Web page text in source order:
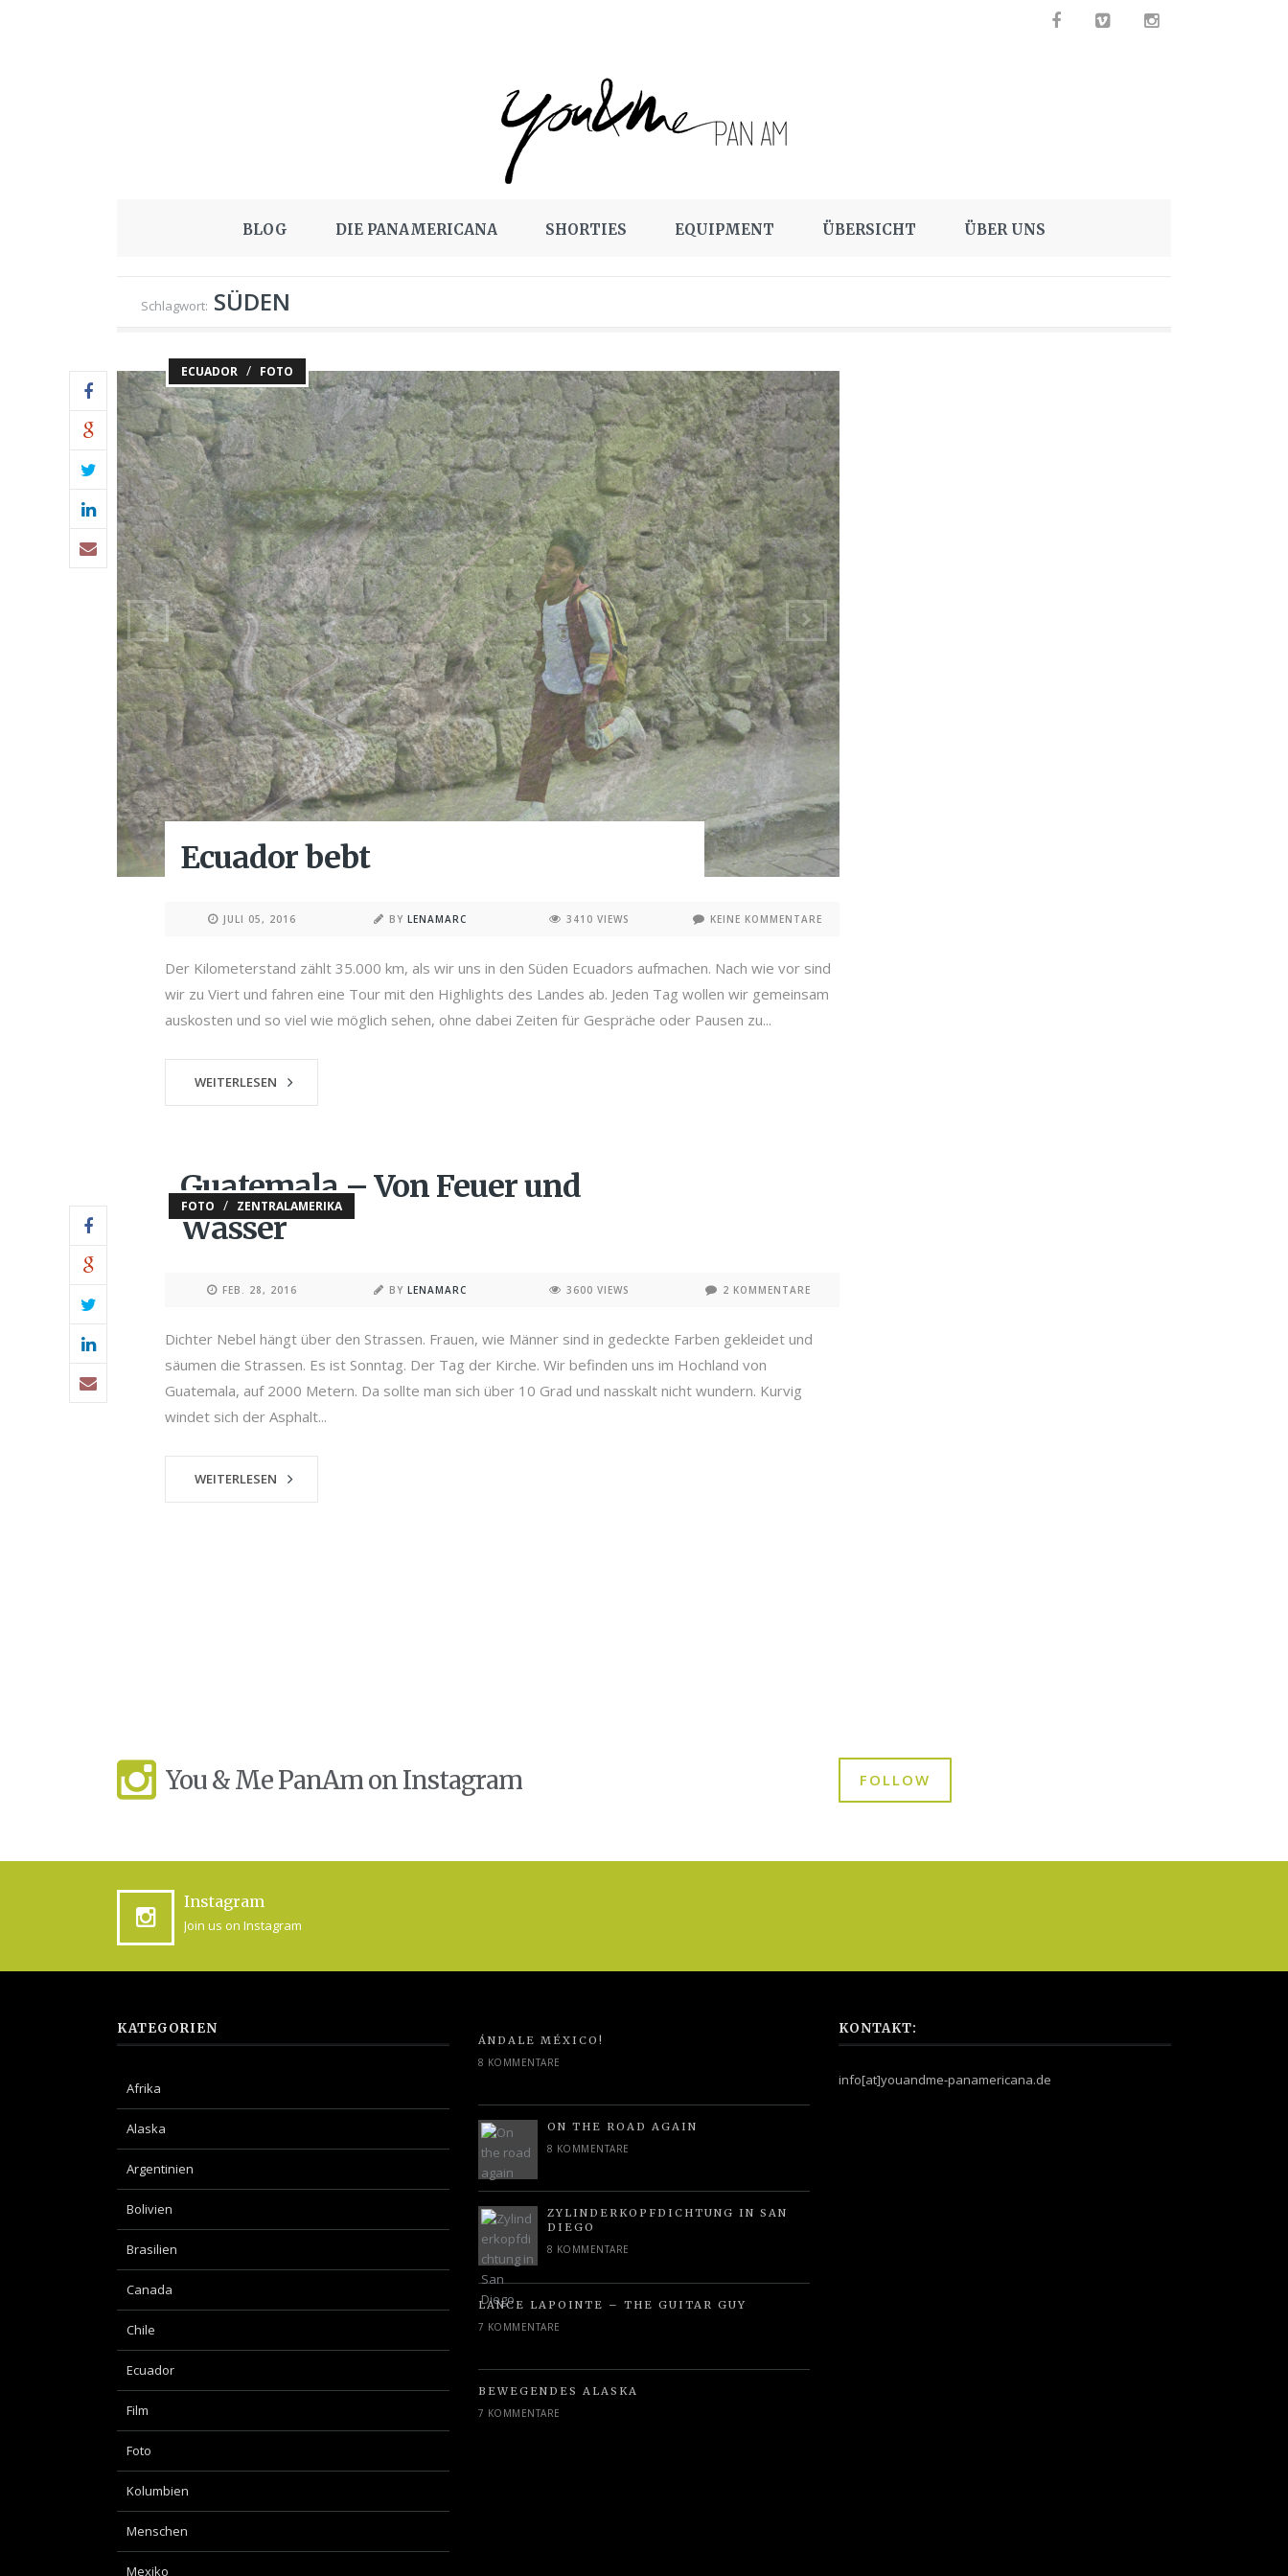
BLOG DIE PANAMERICANA SHORTIES EQUIPMENT ÜBERSICHT ÜBER UNS
Schlagwort: SÜDEN
ECUADOR / FOTO
Ecuador bebt
JULI 05, 2016 BY LENAMARC 3410 VIEWS KEINE KOMMENTARE
Der Kilometerstand zählt 35.000 km, als wir uns in den Süden Ecuadors aufmachen. Nach wie vor sind
wir zu Viert und fahren eine Tour mit den Highlights des Landes ab. Jeden Tag wollen wir gemeinsam
auskosten und so viel wie möglich sehen, ohne dabei Zeiten für Gespräche oder Pausen zu...
WEITERLESEN
FOTO / ZENTRALAMERIKA
Guatemala – Von Feuer und
Wasser
FEB. 28, 2016 BY LENAMARC 3600 VIEWS 2 KOMMENTARE
Dichter Nebel hängt über den Strassen. Frauen, wie Männer sind in gedeckte Farben gekleidet und
säumen die Strassen. Es ist Sonntag. Der Tag der Kirche. Wir befinden uns im Hochland von
Guatemala, auf 2000 Metern. Da sollte man sich über 10 Grad und nasskalt nicht wundern. Kurvig
windet sich der Asphalt...
WEITERLESEN
You & Me PanAm on Instagram FOLLOW
Instagram
Join us on Instagram
KATEGORIEN
Afrika
Alaska
Argentinien
Bolivien
Brasilien
Canada
Chile
Ecuador
Film
Foto
Kolumbien
Menschen
Mexiko
ÁNDALE MÉXICO!
8 KOMMENTARE
ON THE ROAD AGAIN
8 KOMMENTARE
ZYLINDERKOPFDICHTUNG IN SAN
DIEGO
8 KOMMENTARE
LANCE LAPOINTE – THE GUITAR GUY
7 KOMMENTARE
BEWEGENDES ALASKA
7 KOMMENTARE
KONTAKT:
info[at]youandme-panamericana.de